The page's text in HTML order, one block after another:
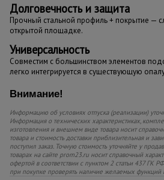
Долговечность и защита
Прочный стальной профиль + покрытие —
открытой площадке.
Универсальность
Совместим с большинством элементов
легко интегрируется в существующую
Внимание!
Информацию об условиях отпуска (реализации)
Информация о технических характеристиках,
изготовления и внешнем виде товара носит
товара и стоимость доставки приблизительная и
поступил заказ. Точную стоимость уточняйте у
товарах на сайте prom23.ru носит справочный
офертой в соответствии с пунктом 2 статьи 437 ГК
при покупке проверять наличие желаемых функций